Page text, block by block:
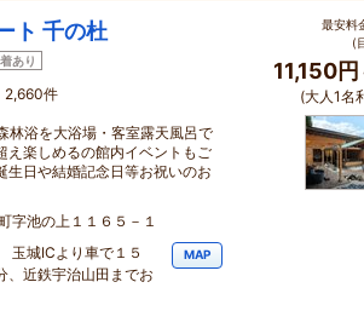
ト 千の杜
あり
2,660件
林浴を大浴場・客室露天風呂で
え楽しめるの館内イベントもご
生日や結婚記念日等お祝いのお
字池の上１１６５－１
城ICより車で１５
、近鉄宇治山田までお
MAP
最安料
(
11,150円
(大人1名